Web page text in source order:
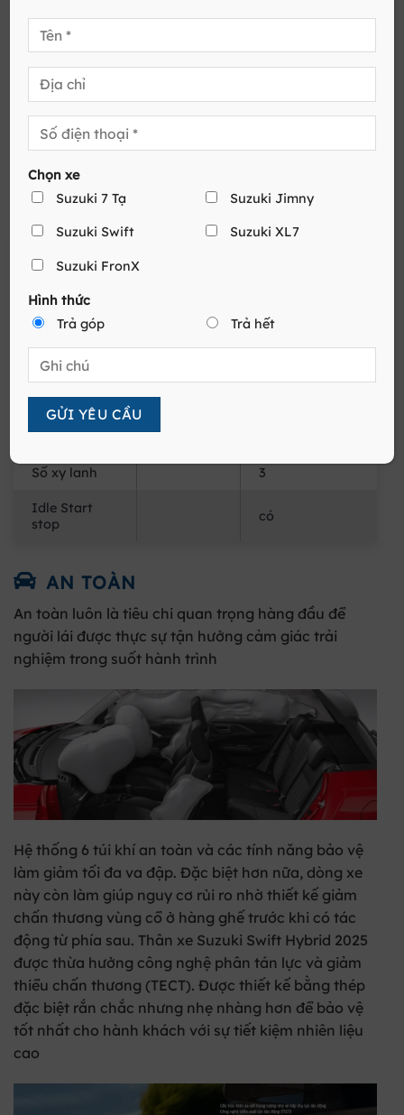
Động cơ Suzuki Swift Hybrid 2025 thế hệ mới được
thiết kế để cảm nhận sự cân bằng hoàn hảo giữa
hiệu suất và hiệu quả trong việc tiết kiệm nhiên liệu
khi chỉ tiêu hao xấp xỉ 3,8L/100km
Dung tích
động cơ
1197
Công suất tối
đa
kW/rpm 60/5700
Momen xoắn
tối đa
Nm/rpm
Số xy lanh 3
Idle Start
stop
có
AN TOÀN
An toàn luôn là tiêu chi quan trọng hàng đầu để
người lái được thực sự tận hưởng cảm giác trải
nghiệm trong suốt hành trình
Hệ thống 6 túi khí an toàn và các tính năng bảo vệ
làm giảm tối đa va đập. Đặc biệt hơn nữa, dòng xe
này còn làm giúp nguy cơ rủi ro nhờ thiết kế giảm
chấn thương vùng cổ ở hàng ghế trước khi có tác
động từ phía sau. Thân xe Suzuki Swift Hybrid 2025
được thừa hưởng công nghệ phân tán lực và giảm
thiểu chấn thương (TECT). Được thiết kế bằng thép
đặc biệt rắn chắc nhưng nhẹ nhàng hơn để bảo vệ
tốt nhất cho hành khách với sự tiết kiệm nhiên liệu
cao
Chọn xe
Suzuki 7 Tạ
Suzuki Jimny
Suzuki Swift Suzuki XL7
Suzuki FronX
Hình thức
Trả góp
Trả hết